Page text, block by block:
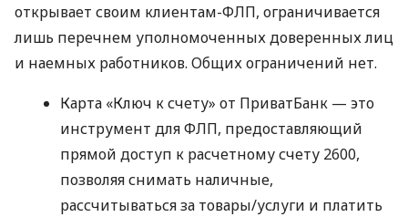
открывает своим клиентам-ФЛП, ограничивается
лишь перечнем уполномоченных доверенных лиц
и наемных работников. Общих ограничений нет.
Карта «Ключ к счету» от ПриватБанк — это
инструмент для ФЛП, предоставляющий
прямой доступ к расчетному счету 2600,
позволяя снимать наличные,
рассчитываться за товары/услуги и платить